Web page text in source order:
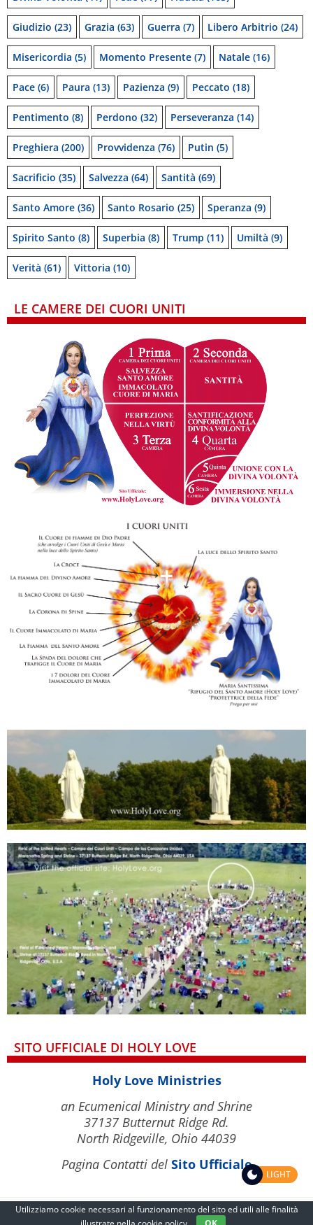
Giudizio (23) Grazia (63) Guerra (7) Libero Arbitrio (24)
Misericordia (5) Momento Presente (7) Natale (16)
Pace (6) Paura (13) Pazienza (9) Peccato (18)
Pentimento (8) Perdono (32) Perseveranza (14)
Preghiera (200) Provvidenza (76) Putin (5)
Sacrificio (35) Salvezza (64) Santità (69)
Santo Amore (36) Santo Rosario (25) Speranza (9)
Spirito Santo (8) Superbia (8) Trump (11) Umiltà (9)
Verità (61) Vittoria (10)
LE CAMERE DEI CUORI UNITI
SITO UFFICIALE DI HOLY LOVE
Holy Love Ministries
an Ecumenical Ministry and Shrine
37137 Butternut Ridge Rd.
North Ridgeville, Ohio 44039
Pagina Contatti del Sito Ufficiale
Utilizziamo cookie necessari al funzionamento del sito ed utili alle finalità
LIGHT